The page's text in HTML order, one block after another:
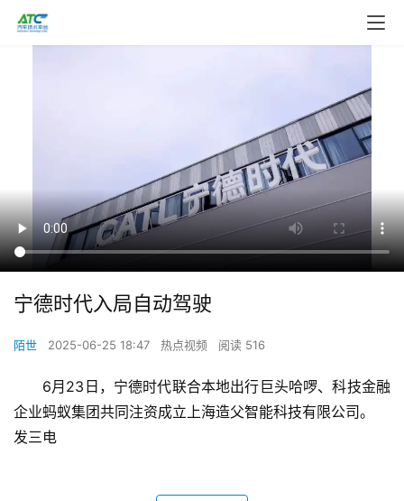
宁德时代入局自动驾驶
陌世 2025-06-25 18:47 热点视频 阅读 516
6月23日，宁德时代联合本地出行巨头哈啰、科技金融
企业蚂蚁集团共同注资成立上海造父智能科技有限公司。
发三电